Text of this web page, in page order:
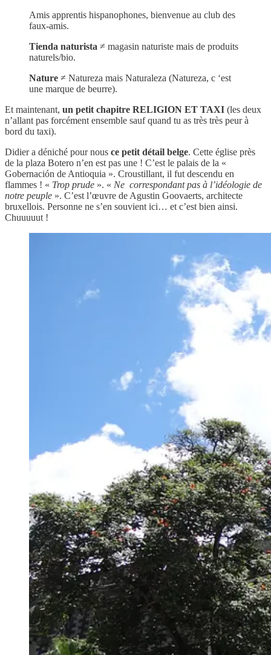
Amis apprentis hispanophones, bienvenue au club des
faux-amis.
Tienda naturista ≠ magasin naturiste mais de produits
naturels/bio.
Nature ≠ Natureza mais Naturaleza (Natureza, c ‘est
une marque de beurre).
Et maintenant, un petit chapitre RELIGION ET TAXI (les deux
n’allant pas forcément ensemble sauf quand tu as très très peur à
bord du taxi).
Didier a déniché pour nous ce petit détail belge. Cette église près
de la plaza Botero n’en est pas une ! C’est le palais de la «
Gobernación de Antioquia ». Croustillant, il fut descendu en
flammes ! « Trop prude ». « Ne correspondant pas à l’idéologie de
notre peuple ». C’est l’œuvre de Agustin Goovaerts, architecte
bruxellois. Personne ne s’en souvient ici… et c’est bien ainsi.
Chuuuuut !